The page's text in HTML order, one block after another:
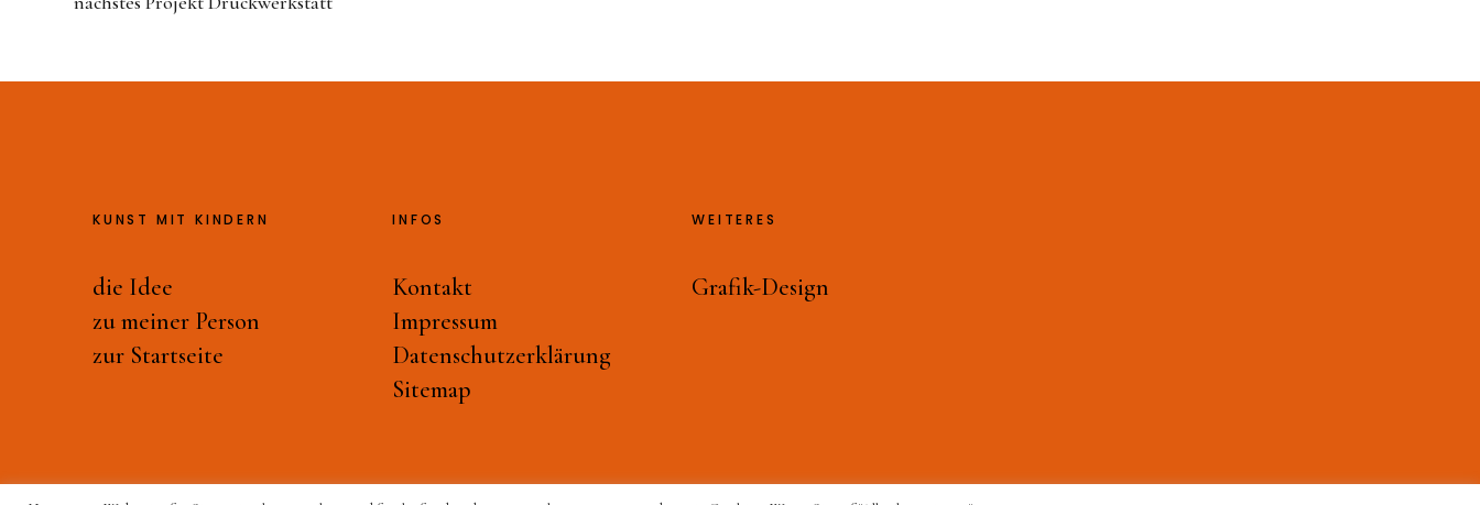
KUNST MIT KINDERN
die Idee
zu meiner Person
zur Startseite
INFOS
Kontakt
Impressum
Datenschutzerklärung
Sitemap
WEITERES
Grafik-Design